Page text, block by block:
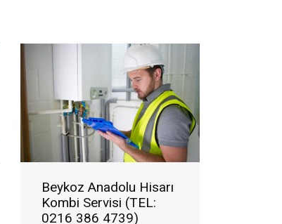
Beykoz Anadolu Hisarı
Kombi Servisi (TEL:
0216 386 4739)